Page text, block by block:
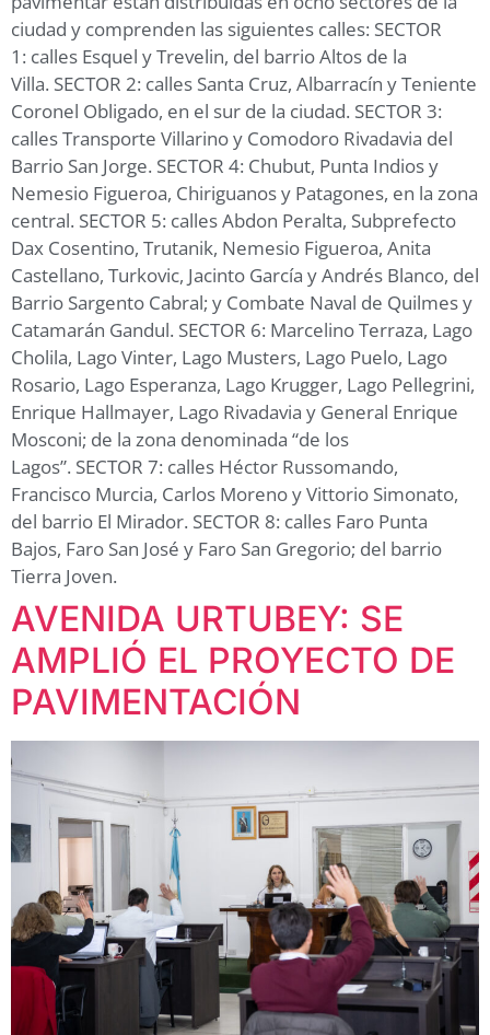
ciudad y comprenden las siguientes calles: SECTOR
1: calles Esquel y Trevelin, del barrio Altos de la
Villa. SECTOR 2: calles Santa Cruz, Albarracín y Teniente
Coronel Obligado, en el sur de la ciudad. SECTOR 3:
calles Transporte Villarino y Comodoro Rivadavia del
Barrio San Jorge. SECTOR 4: Chubut, Punta Indios y
Nemesio Figueroa, Chiriguanos y Patagones, en la zona
central. SECTOR 5: calles Abdon Peralta, Subprefecto
Dax Cosentino, Trutanik, Nemesio Figueroa, Anita
Castellano, Turkovic, Jacinto García y Andrés Blanco, del
Barrio Sargento Cabral; y Combate Naval de Quilmes y
Catamarán Gandul. SECTOR 6: Marcelino Terraza, Lago
Cholila, Lago Vinter, Lago Musters, Lago Puelo, Lago
Rosario, Lago Esperanza, Lago Krugger, Lago Pellegrini,
Enrique Hallmayer, Lago Rivadavia y General Enrique
Mosconi; de la zona denominada “de los
Lagos”. SECTOR 7: calles Héctor Russomando,
Francisco Murcia, Carlos Moreno y Vittorio Simonato,
del barrio El Mirador. SECTOR 8: calles Faro Punta
Bajos, Faro San José y Faro San Gregorio; del barrio
Tierra Joven.
AVENIDA URTUBEY: SE
AMPLIÓ EL PROYECTO DE
PAVIMENTACIÓN